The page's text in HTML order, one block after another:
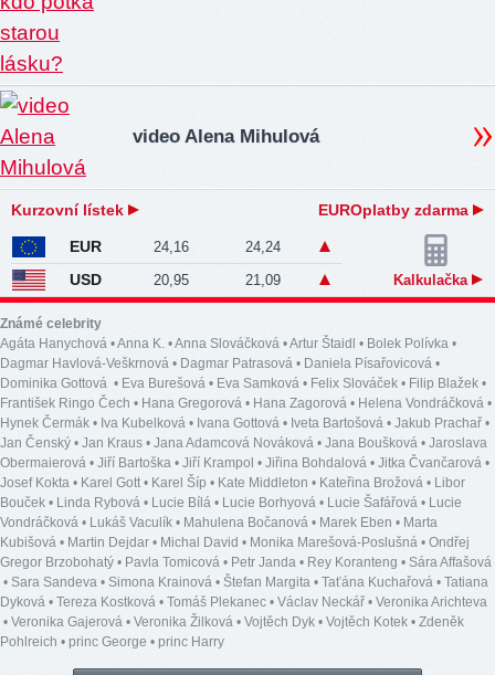
video Alena Mihulová
Kurzovní lístek EUROplatby zdarma
EUR 24,16 24,24
USD 20,95 21,09 Kalkulačka
Známé celebrity
Agáta Hanychová •Anna K. •Anna Slováčková •Artur Štaidl • Bolek Polívka •
Dagmar Havlová-Veškrnová • Dagmar Patrasová • Daniela Písařovicová •
Dominika Gottová • Eva Burešová • Eva Samková • Felix Slováček • Filip Blažek •
František Ringo Čech • Hana Gregorová • Hana Zagorová • Helena Vondráčková •
Hynek Čermák • Iva Kubelková • Ivana Gottová • Iveta Bartošová • Jakub Prachař •
Jan Čenský • Jan Kraus • Jana Adamcová Nováková • Jana Boušková • Jaroslava
Obermaierová • Jiří Bartoška • Jiří Krampol • Jiřina Bohdalová • Jitka Čvančarová •
Josef Kokta • Karel Gott• Karel Šíp • Kate Middleton • Kateřina Brožová • Libor
Bouček • Linda Rybová • Lucie Bílá • Lucie Borhyová • Lucie Šafářová • Lucie
Vondráčková • Lukáš Vaculík • Mahulena Bočanová • Marek Eben • Marta
Kubišová • Martin Dejdar • Michal David • Monika Marešová-Poslušná • Ondřej
Gregor Brzobohatý • Pavla Tomicová • Petr Janda • Rey Koranteng • Sára Affašová
• Sara Sandeva • Simona Krainová • Štefan Margita • Taťána Kuchařová • Tatiana
Dyková • Tereza Kostková • Tomáš Plekanec • Václav Neckář • Veronika Arichteva
• Veronika Gajerová • Veronika Žilková • Vojtěch Dyk • Vojtěch Kotek • Zdeněk
Pohlreich • princ George • princ Harry